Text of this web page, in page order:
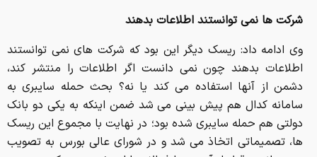
شرکت ها نمی توانستند اطلاعات بدهند
وی ادامه داد: ریسک دیگر این بود که شرکت های نمی توانستند
اطلاعات بدهند چون نمی دانست اگر اطلاعات را منتشر کند،
دشمن از آنها استفاده می کند یا نه؟ بحث حمله سایبری به
سامانه کدال هم پیش بینی می شد ضمن اینکه به یکی دو بانک
دولتی هم حمله سایبری شده بود؛ در نهایت با مجموع این ریسک
ها، تصمیماتی اتخاذ می شد و در شورای عالی بورس به تصویب